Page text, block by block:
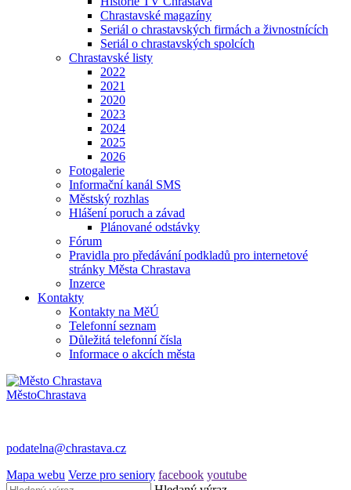
Chrastavské magazíny
Seriál o chrastavských firmách a živnostnících
Seriál o chrastavských spolcích
Chrastavské listy
2022
2021
2020
2023
2024
2025
2026
Fotogalerie
Informační kanál SMS
Městský rozhlas
Hlášení poruch a závad
Plánované odstávky
Fórum
Pravidla pro předávání podkladů pro internetové
stránky Města Chrastava
Inzerce
Kontakty
Kontakty na MěÚ
Telefonní seznam
Důležitá telefonní čísla
Informace o akcích města
MěstoChrastava
podatelna@chrastava.cz
Mapa webu Verze pro seniory facebook youtube